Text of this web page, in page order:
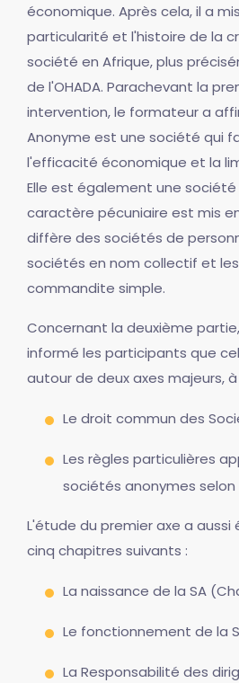
économique. Après cela, il a
particularité et l'histoire de la
société en Afrique, plus
de l'OHADA. Parachevant la
intervention, le formateur a
Anonyme est une société qui
l'efficacité économique et la
Elle est également une
caractère pécuniaire est mis
diffère des sociétés de
sociétés en nom collectif et
commandite simple.
Concernant la deuxième
informé les participants que
autour de deux axes majeurs, à
Le droit commun des
Les règles particulières
sociétés anonymes selon
L'étude du premier axe a
cinq chapitres suivants :
La naissance de la SA
Le fonctionnement de la
La Responsabilité des